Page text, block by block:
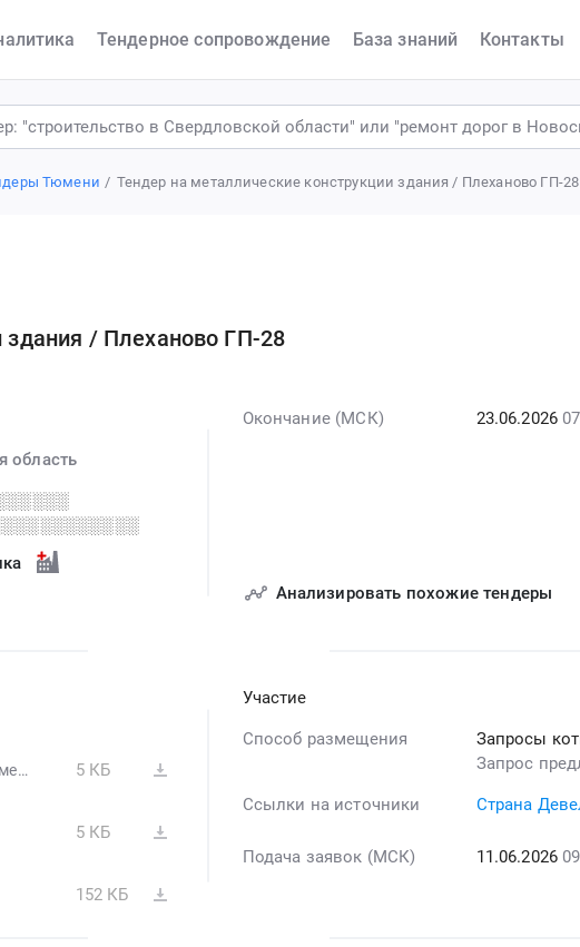
Тендерное сопровождение База знаний Контакты
Тюмени Тендер на металлические конструкции здания / Плеханово ГП-28
здания / Плеханово ГП-28
область
Окончание (МСК) 23.06.2026
Анализировать похожие тендеры
Изменения от 19.06.2026 13:20. Страна Девелопмент
5 КБ
5 КБ
152 КБ
Участие
Способ размещения
Запросы
Запрос
Ссылки на источники Страна
Подача заявок (МСК) 11.06.2026